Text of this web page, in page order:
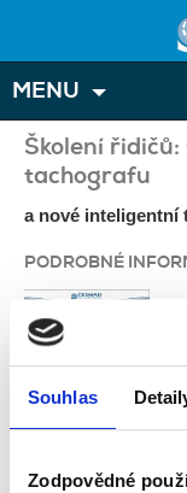
Souhlas
Zodpovědné
Školení
tachografu
a nové inteligentní
PODROBNÉ
MENU